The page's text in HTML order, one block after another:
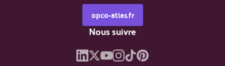
opco-atlas.fr
Nous suivre